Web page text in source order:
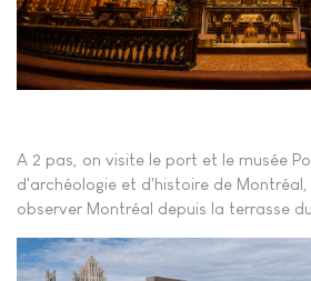
A 2 pas, on visite le port et le musée
d'archéologie et d'histoire de
observer Montréal depuis la terrasse